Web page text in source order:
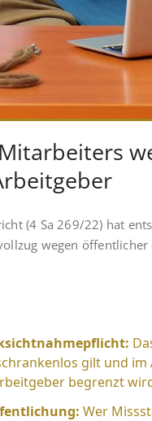
(4 Sa 269/22) hat
wegen
gilt und
begrenzt
Wer